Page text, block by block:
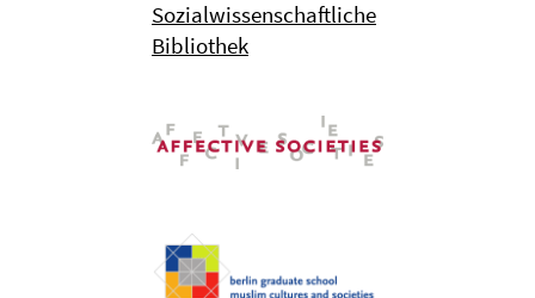
Sozialwissenschaftliche
Bibliothek